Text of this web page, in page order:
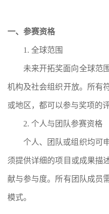
一、参赛资格
1. 全球范围
未来开拓奖面向全球范
机构及社会组织开放。所有
或地区，都可以参与奖项的评
2. 个人与团队参赛资格
个人、团队或组织均可
须提供详细的项目或成果描
献与参与度。所有团队成员
模式。